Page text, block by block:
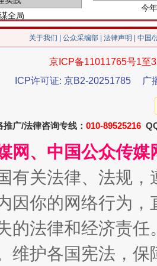
魏明亮
关于我们 公众采编部 法律声明 | 中国
京ICP备11011765号1至
ICP许可证: 京B2-20251785
广
广/法律咨询专线： 010-89525216
网、中国公众传
有关法律、法规
因你的网络行为
的法律和经济责
维护各国宪法，